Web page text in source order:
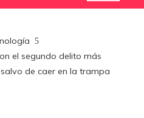
el segundo delito más
de caer en la trampa